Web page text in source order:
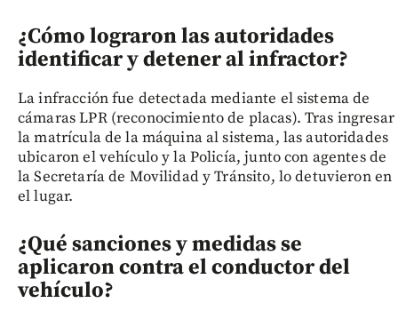
¿Cómo lograron las autoridades
identificar y detener al infractor?
La infracción fue detectada mediante el sistema de
cámaras LPR (reconocimiento de placas). Tras ingresar
la matrícula de la máquina al sistema, las autoridades
ubicaron el vehículo y la Policía, junto con agentes de
la Secretaría de Movilidad y Tránsito, lo detuvieron en
el lugar.
¿Qué sanciones y medidas se
aplicaron contra el conductor del
vehículo?